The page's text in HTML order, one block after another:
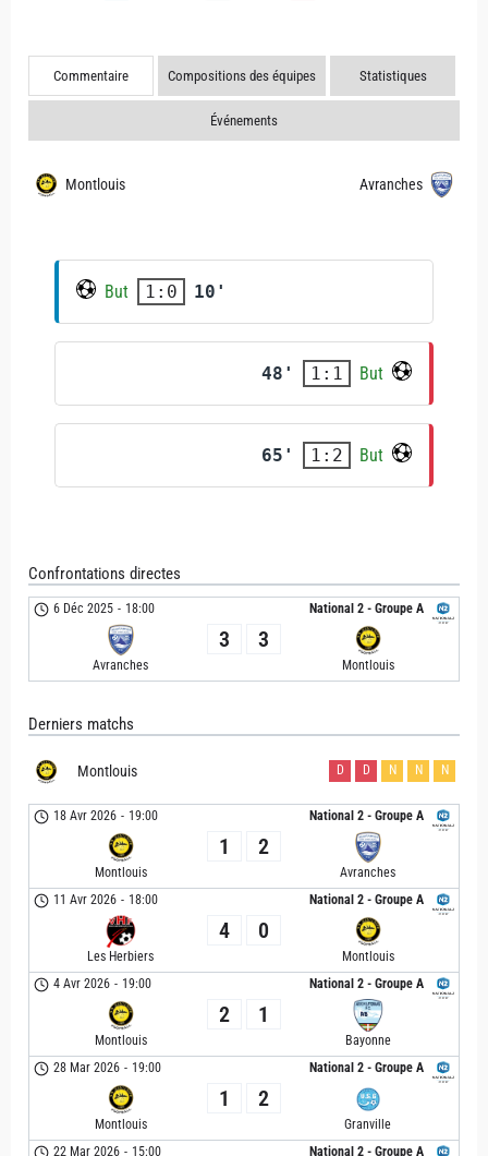
Commentaire Compositions des équipes Statistiques
Événements
Montlouis Avranches
But 1:0 10'
48' 1:1 But
65' 1:2 But
Confrontations directes
National 2 - Groupe A
6 Déc 2025 - 18:00
Avranches
3 3
Montlouis
Derniers matchs
Montlouis D D N N N
National 2 - Groupe A
18 Avr 2026 - 19:00
Montlouis
1 2
Avranches
National 2 - Groupe A
11 Avr 2026 - 18:00
Les Herbiers
4 0
Montlouis
National 2 - Groupe A
4 Avr 2026 - 19:00
Montlouis
2 1
Bayonne
National 2 - Groupe A
28 Mar 2026 - 19:00
Montlouis
1 2
Granville
National 2 - Groupe A
22 Mar 2026 - 15:00